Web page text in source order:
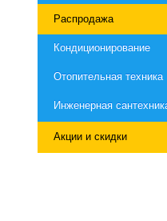
Распродажа
Кондиционирование
Отопительная техника
Инженерная
Акции и скидки